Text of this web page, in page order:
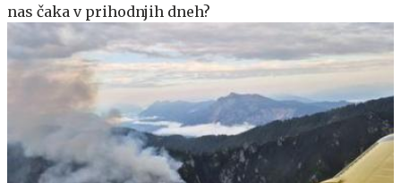
nas čaka v prihodnjih dneh?